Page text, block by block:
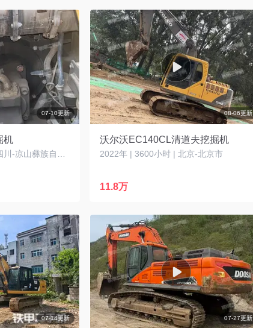
07-10更新
机
08-06更新
沃尔沃EC140CL清道夫挖掘机
2022年 | 3600小时 | 北京-北京市
11.8万
07-14更新 07-27更新